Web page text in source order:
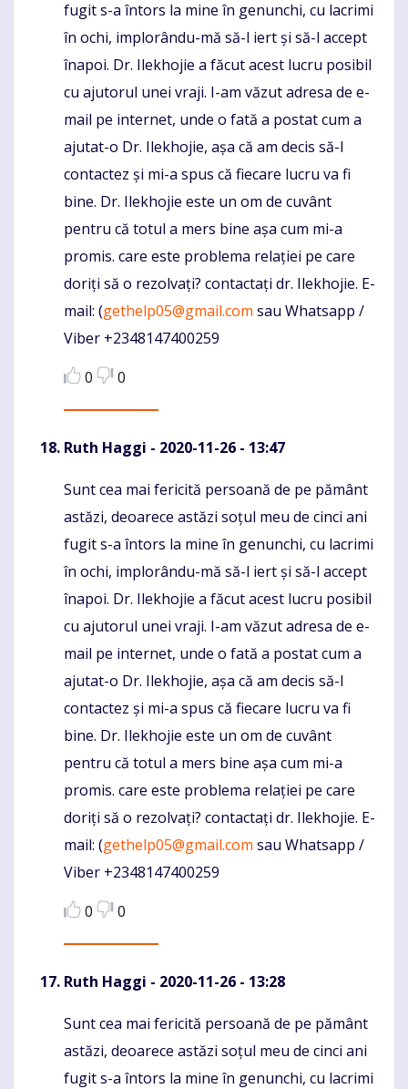
fugit s-a întors la mine în genunchi, cu lacrimi
în ochi, implorându-mă să-l iert și să-l accept
înapoi. Dr. Ilekhojie a făcut acest lucru posibil
cu ajutorul unei vraji. I-am văzut adresa de e-
mail pe internet, unde o fată a postat cum a
ajutat-o Dr. Ilekhojie, așa că am decis să-l
contactez și mi-a spus că fiecare lucru va fi
bine. Dr. Ilekhojie este un om de cuvânt
pentru că totul a mers bine așa cum mi-a
promis. care este problema relației pe care
doriți să o rezolvați? contactați dr. Ilekhojie. E-
mail: (gethelp05@gmail.com sau Whatsapp /
Viber +2348147400259
0
0
Ruth Haggi - 2020-11-26 - 13:47
Komentaras
Sunt cea mai fericită persoană de pe pământ
astăzi, deoarece astăzi soțul meu de cinci ani
fugit s-a întors la mine în genunchi, cu lacrimi
în ochi, implorându-mă să-l iert și să-l accept
înapoi. Dr. Ilekhojie a făcut acest lucru posibil
cu ajutorul unei vraji. I-am văzut adresa de e-
mail pe internet, unde o fată a postat cum a
ajutat-o Dr. Ilekhojie, așa că am decis să-l
contactez și mi-a spus că fiecare lucru va fi
bine. Dr. Ilekhojie este un om de cuvânt
pentru că totul a mers bine așa cum mi-a
promis. care este problema relației pe care
doriți să o rezolvați? contactați dr. Ilekhojie. E-
mail: (gethelp05@gmail.com sau Whatsapp /
Viber +2348147400259
0
0
Ruth Haggi - 2020-11-26 - 13:28
Komentaras
Sunt cea mai fericită persoană de pe pământ
astăzi, deoarece astăzi soțul meu de cinci ani
fugit s-a întors la mine în genunchi, cu lacrimi